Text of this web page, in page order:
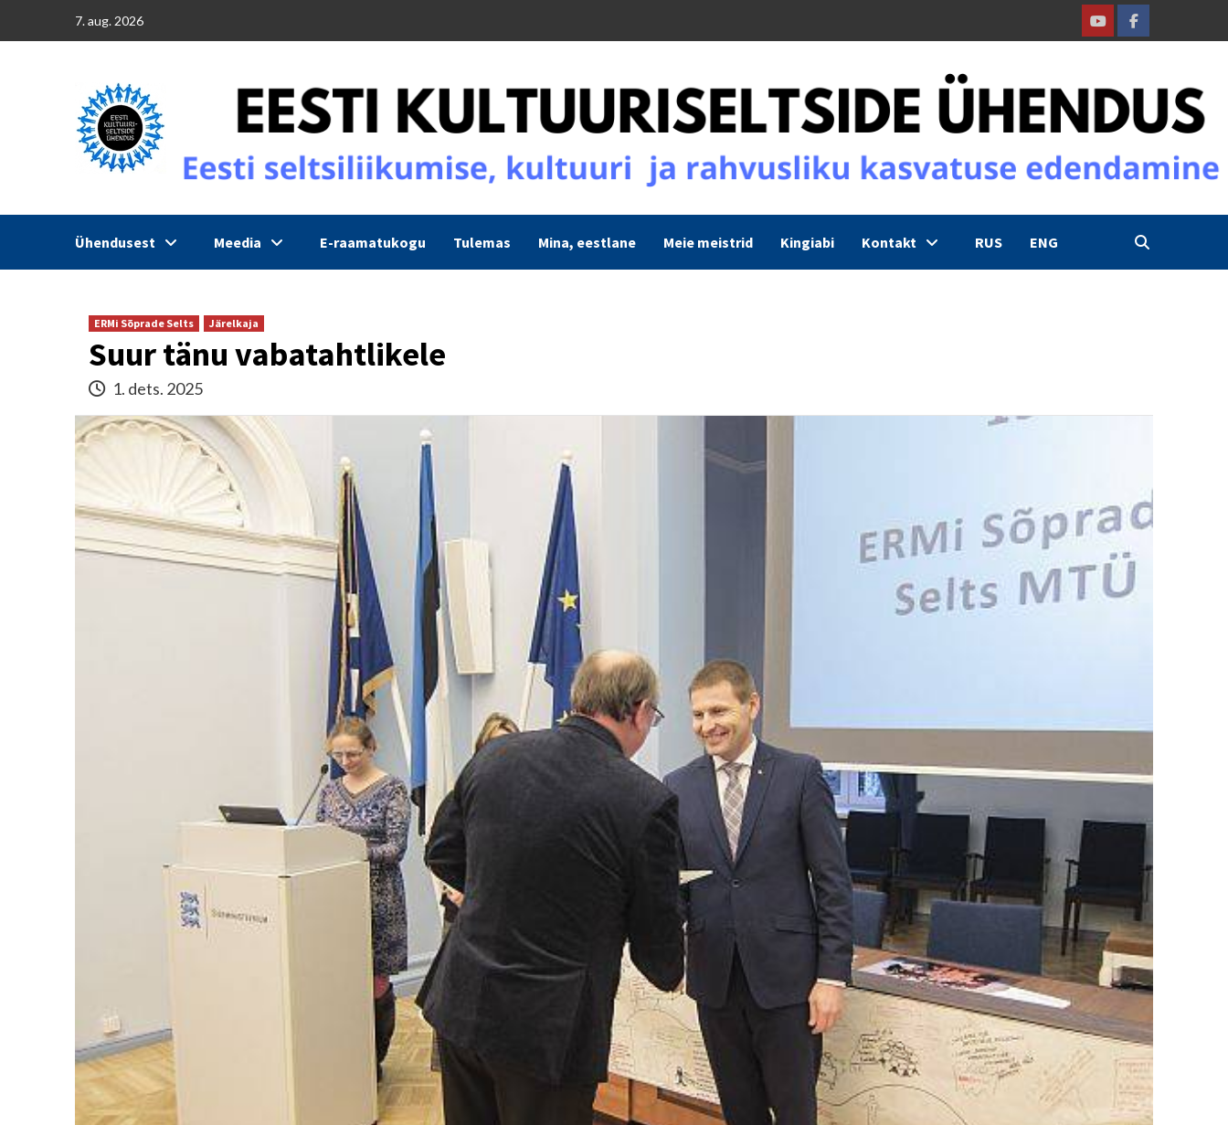
7. aug. 2026
YoutubeFacebook
Ühendusest Meedia E-raamatukogu Tulemas Mina, eestlane Meie meistrid Kingiabi Kontakt RUS ENG
ERMi Sõprade Selts Järelkaja
Suur tänu vabatahtlikele
1. dets. 2025